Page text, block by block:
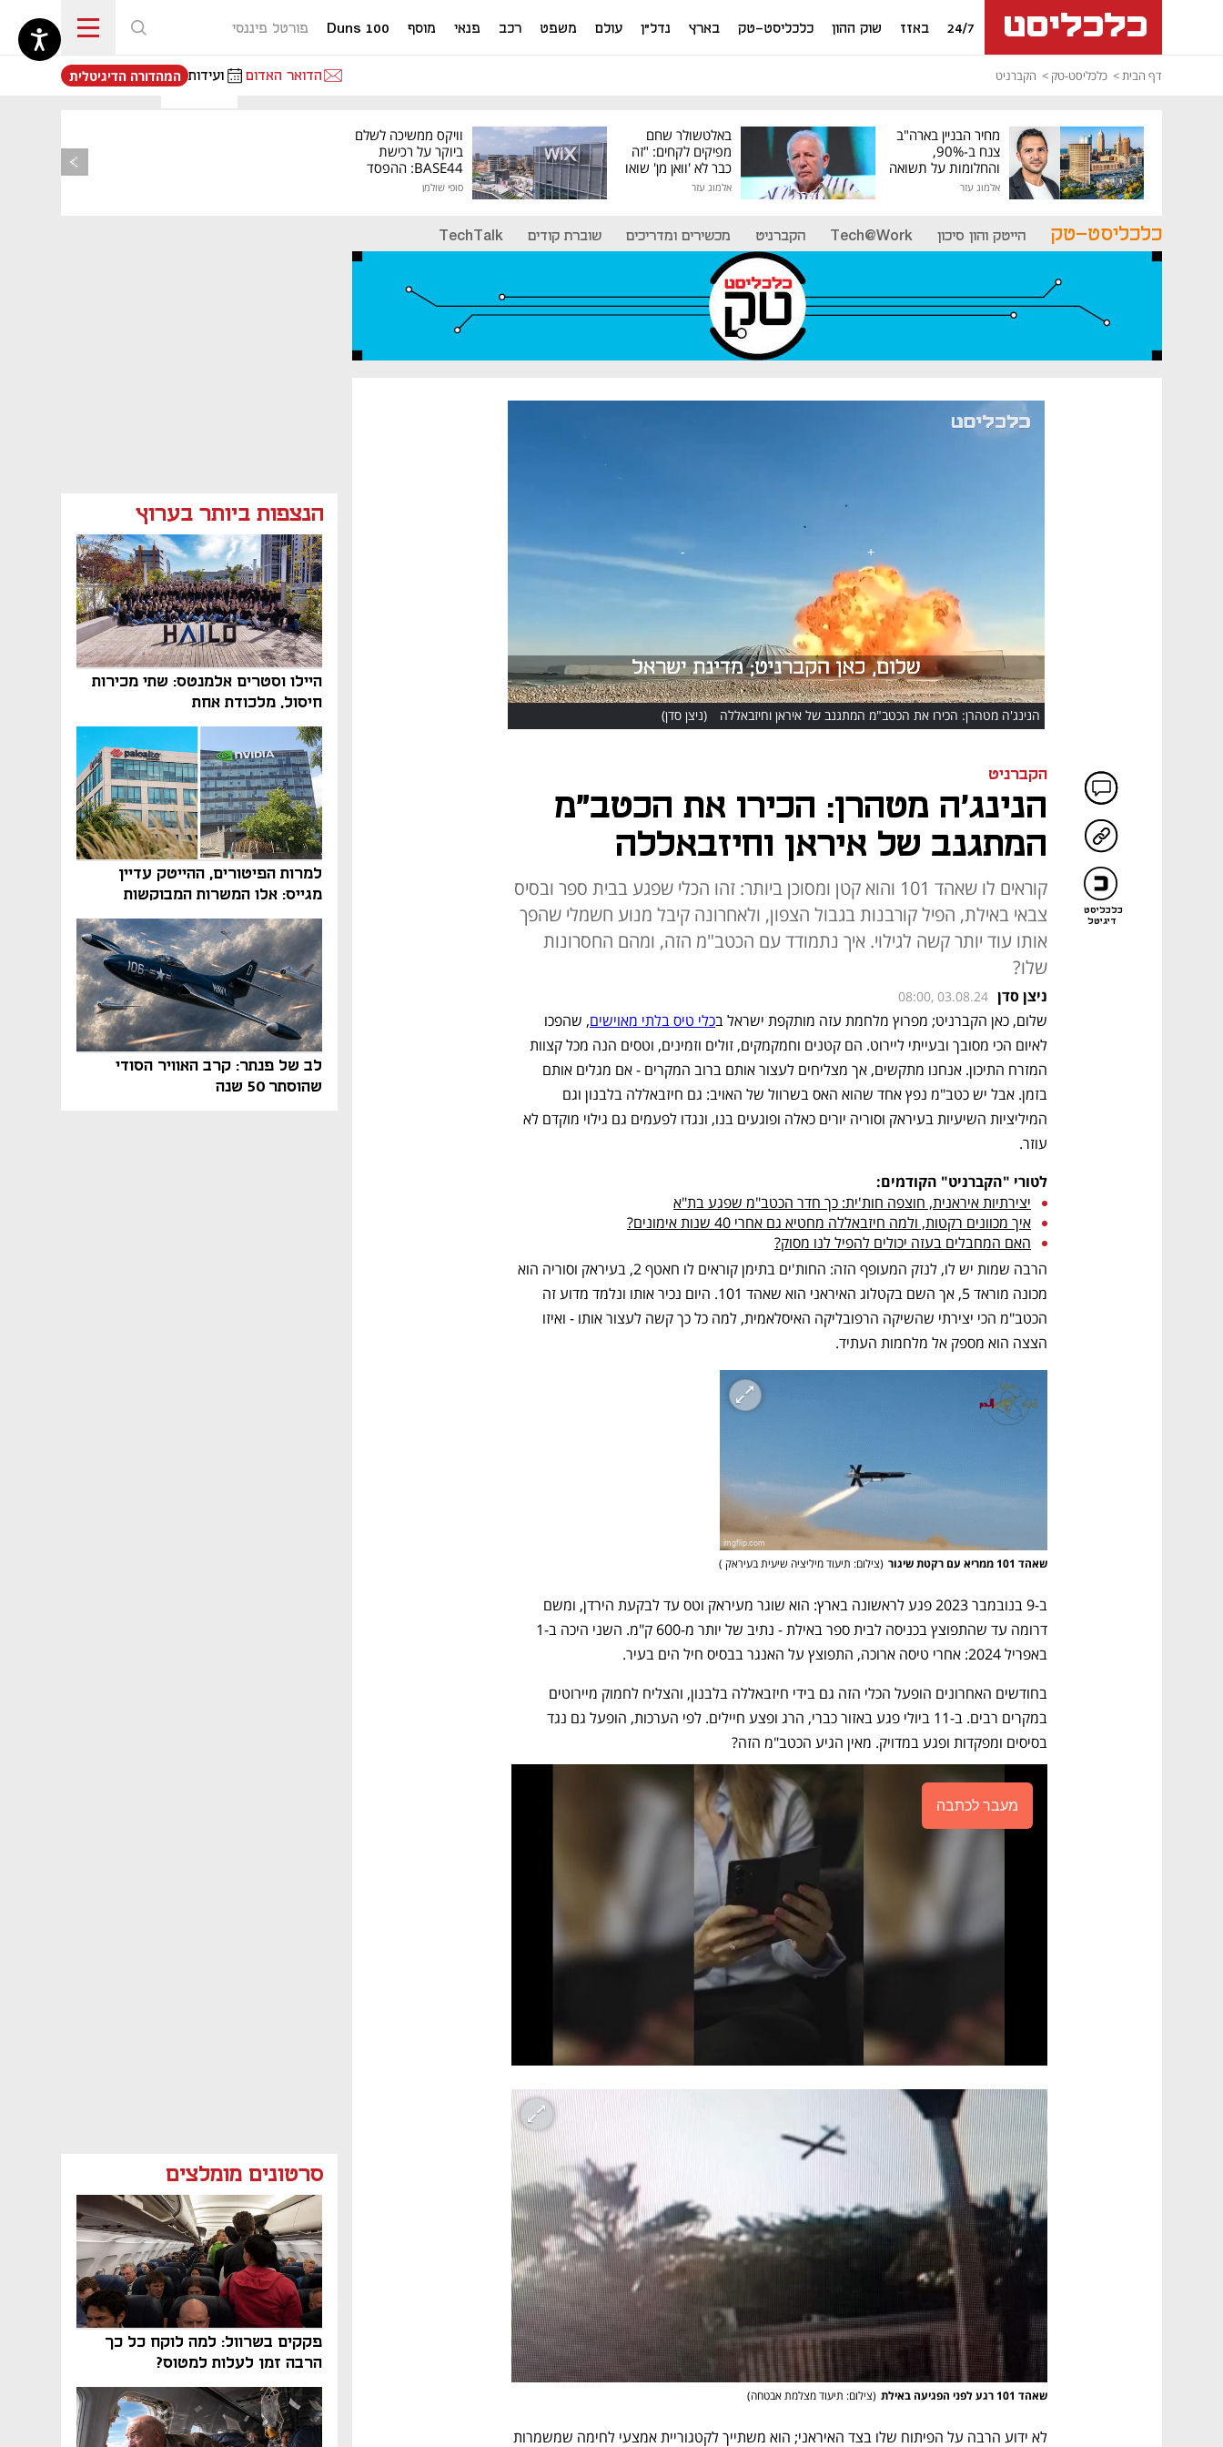
24/7 באזז שוק ההון כלכליסט-טק בארץ נדל"ן עולם משפט רכב פנאי מוסף Duns 100 פורטל פיננסי
דף הבית כלכליסט-טק הקברניט הדואר האדום ועידות
נפתח בכרטיסייה חדשה
המהדורה הדיגיטלית
מחיר הבניין בארה"ב
צנח ב-90%,
והחלומות על תשואה
גבוהה התנפצו
אלמוג עזר
באלטשולר שחם
מפיקים לקחים: "זה
כבר לא 'וואן מן' שואו
של גילעד"
אלמוג עזר
וויקס ממשיכה לשלם
ביוקר על רכישת
BASE44: ההפסד
סופי שולמן
כלכליסט-טק הייטק והון סיכון Tech@Work הקברניט מכשירים ומדריכים שוברת קודים TechTalk
הנצפות ביותר בערוץ
היילו וסטרים אלמנטס: שתי מכירות
חיסול, מלכודת אחת
למרות הפיטורים, ההייטק עדיין
מגייס: אלו המשרות המבוקשות
והטיפים שיביאו אתכם לשם
לב של פנתר: קרב האוויר הסודי
שהוסתר 50 שנה
סרטונים מומלצים
פקקים בשרוול: למה לוקח כל כך
הרבה זמן לעלות למטוס?
HD
הנינג'ה מטהרן: הכירו את הכטב"מ המתגנב של איראן וחיזבאללה (ניצן סדן)
כלכליסט
דיגיטל
הקברניט
הנינג'ה מטהרן: הכירו את הכטב"מ
המתגנב של איראן וחיזבאללה
קוראים לו שאהד 101 והוא קטן ומסוכן ביותר: זהו הכלי שפגע בבית ספר ובסיס
צבאי באילת, הפיל קורבנות בגבול הצפון, ולאחרונה קיבל מנוע חשמלי שהפך
אותו עוד יותר קשה לגילוי. איך נתמודד עם הכטב"מ הזה, ומהם החסרונות
שלו?
ניצן סדן 08:00, 03.08.24
שלום, כאן הקברניט; מפרוץ מלחמת עזה מותקפת ישראל בכלי טיס בלתי מאוישים
עוזר.
לטורי "הקברניט" הקודמים:
יצירתיות איראנית, חוצפה חות'ית: כך חדר הכטב"מ שפגע בת"א
איך מכוונים רקטות, ולמה חיזבאללה מחטיא גם אחרי 40 שנות אימונים?
האם המחבלים בעזה יכולים להפיל לנו מסוק?
הצצה הוא מספק אל מלחמות העתיד.
שאהד 101 ממריא עם רקטת שיגור (צילום: תיעוד מיליציה שיעית בעיראק )
באפריל 2024: אחרי טיסה ארוכה, התפוצץ על האנגר בבסיס חיל הים בעיר.
בסיסים ומפקדות ופגע במדויק. מאין הגיע הכטב"מ הזה?
מעבר לכתבה
שאהד 101 רגע לפני הפגיעה באילת (צילום: תיעוד מצלמת אבטחה)